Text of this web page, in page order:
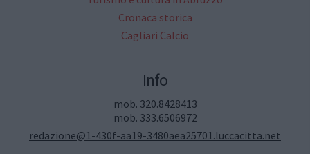
Cronaca storica
Cagliari Calcio
Info
mob. 320.8428413
mob. 333.6506972
redazione@1-430f-aa19-3480aea25701.luccacitta.net